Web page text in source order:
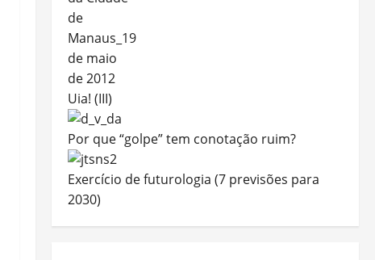
Uia! (III)
Por que “golpe” tem conotação ruim?
Exercício de futurologia (7 previsões para
2030)